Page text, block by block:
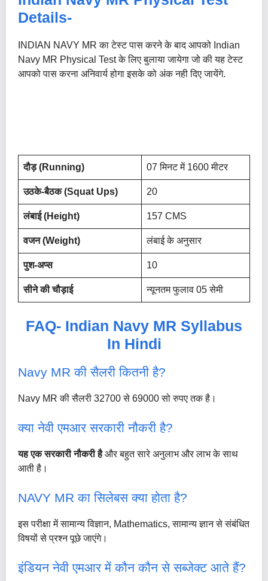
Details-
INDIAN NAVY MR का टेस्ट पास करने के बाद आपको Indian
Navy MR Physical Test के लिए बुलाया जायेगा जो की यह टेस्ट
आपको पास करना अनिवार्य होगा इसके को अंक नही दिए जायेंगे.
दौड़ (Running) 07 मिनट में 1600 मीटर
उठके-बैठक (Squat Ups) 20
लंबाई (Height) 157 CMS
वजन (Weight) लंबाई के अनुसार
पुश-अप्स 10
सीने की चौड़ाई न्यूनतम फुलाव 05 सेमी
FAQ- Indian Navy MR Syllabus
In Hindi
Navy MR की सैलरी कितनी है?
Navy MR की सैलरी 32700 से 69000 सो रुपए तक है।
क्या नेवी एमआर सरकारी नौकरी है?
यह एक सरकारी नौकरी हैऔर बहुत सारे अनुलाभ और लाभ के साथ
आती है।
NAVY MR का सिलेबस क्या होता है?
इस परीक्षा में सामान्य विज्ञान, Mathematics, सामान्य ज्ञान से संबंधित
विषयों से प्रश्न पूछे जाएंगे।
इंडियन नेवी एमआर में कौन कौन से सब्जेक्ट आते हैं?